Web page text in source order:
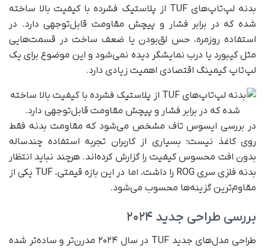
بدنه لپ‌تاپ‌های TUF از پلاستیک فشرده با کیفیت بالا ساخته
شده که در برابر فشار و پیچش مقاومت قابل‌توجهی دارد. در
استفاده روزمره، حس لق‌بودن یا ضعف ساخت در قسمت‌هایی
مثل کیبورد یا درب نمایشگر دیده نمی‌شود و این موضوع برای یک
لپ‌تاپ گیمینگ اقتصادی اهمیت زیادی دارد.
در بررسی ایسوس تاف مشخص می‌شود که مقاومت بدنه فقط
روی کاغذ نیست؛ بسیاری از کاربران تجربه استفاده چندساله
بدون افت محسوس کیفیت را گزارش کرده‌اند. هرچند نباید انتظار
بدنه فلزی سری ROG را داشت، اما در این بازه قیمتی، TUF یکی از
مقاوم‌ترین گزینه‌ها محسوب می‌شود.
بررسی طراحی جدید ۲۰۲۴
طراحی مدل‌های جدید TUF در سال ۲۰۲۴ مدرن‌تر و ساده‌تر شده